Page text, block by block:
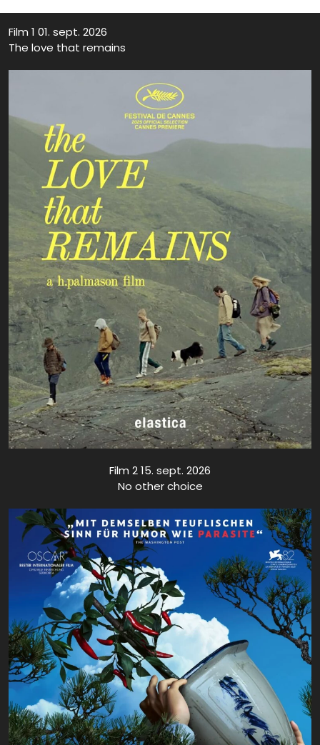
Film 1 01. sept. 2026
The love that remains
Film 2 15. sept. 2026
No other choice